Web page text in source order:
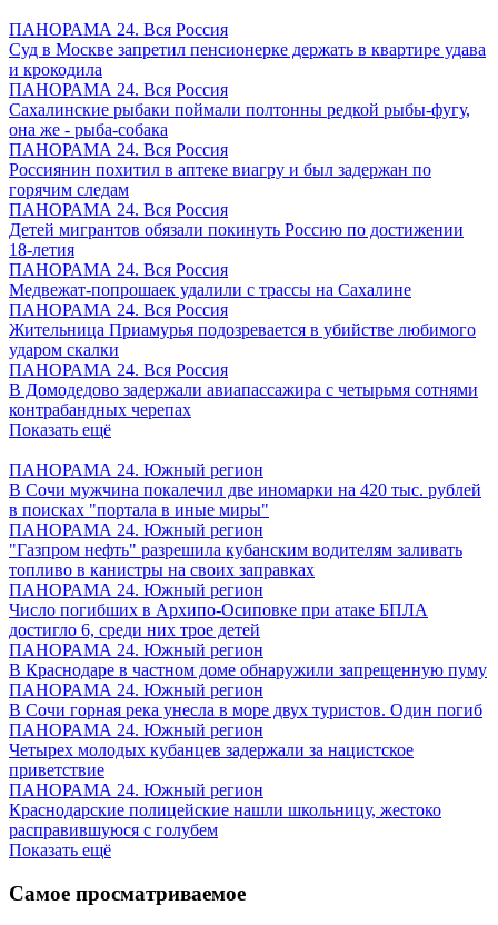
ПАНОРАМА 24. Вся Россия
Суд в Москве запретил пенсионерке держать в квартире удава
и крокодила
ПАНОРАМА 24. Вся Россия
Сахалинские рыбаки поймали полтонны редкой рыбы-фугу,
она же - рыба-собака
ПАНОРАМА 24. Вся Россия
Россиянин похитил в аптеке виагру и был задержан по
горячим следам
ПАНОРАМА 24. Вся Россия
Детей мигрантов обязали покинуть Россию по достижении
18-летия
ПАНОРАМА 24. Вся Россия
Медвежат-попрошаек удалили с трассы на Сахалине
ПАНОРАМА 24. Вся Россия
Жительница Приамурья подозревается в убийстве любимого
ударом скалки
ПАНОРАМА 24. Вся Россия
В Домодедово задержали авиапассажира с четырьмя сотнями
контрабандных черепах
Показать ещё
ПАНОРАМА 24. Южный регион
В Сочи мужчина покалечил две иномарки на 420 тыс. рублей
в поисках "портала в иные миры"
ПАНОРАМА 24. Южный регион
"Газпром нефть" разрешила кубанским водителям заливать
топливо в канистры на своих заправках
ПАНОРАМА 24. Южный регион
Число погибших в Архипо-Осиповке при атаке БПЛА
достигло 6, среди них трое детей
ПАНОРАМА 24. Южный регион
В Краснодаре в частном доме обнаружили запрещенную пуму
ПАНОРАМА 24. Южный регион
В Сочи горная река унесла в море двух туристов. Один погиб
ПАНОРАМА 24. Южный регион
Четырех молодых кубанцев задержали за нацистское
приветствие
ПАНОРАМА 24. Южный регион
Краснодарские полицейские нашли школьницу, жестоко
расправившуюся с голубем
Показать ещё
Самое просматриваемое